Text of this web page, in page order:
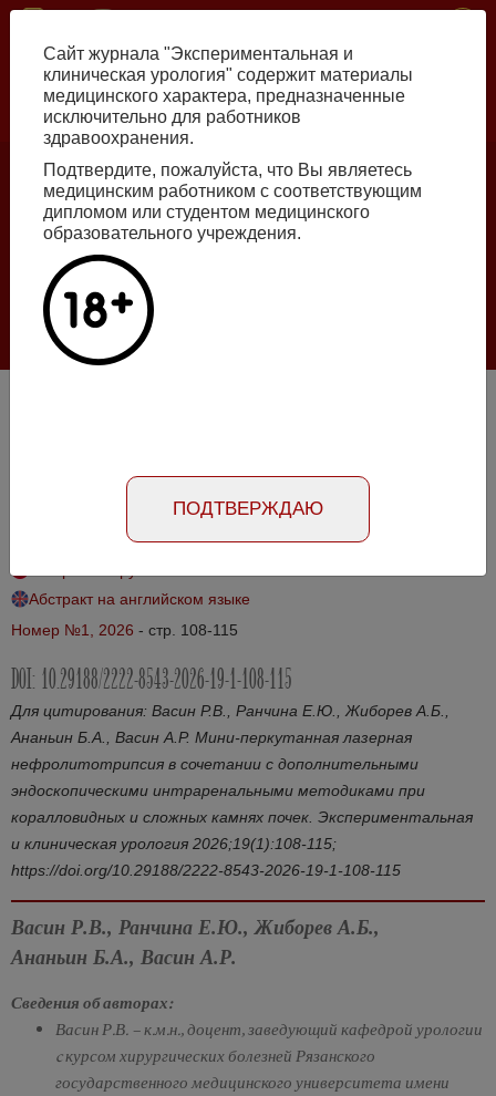
Перейти
основному
содержанию
Номер №2, 2026
Галлюцинации больших языковых моделей
в клинической урологии
интраренальными методиками при коралловидных и
сложных камнях почек
Номер №1, 2026 - стр. 108-115
Абстракт на английском языке
DOI: 10.29188/2222-8543-2026-19-1-108-115
Для цитирования: Васин Р.В., Ранчина Е.Ю., Жиборев А.Б.,
Ананьин Б.А., Васин А.Р. Мини-перкутанная лазерная
нефролитотрипсия в сочетании с дополнительными
эндоскопическими интраренальными методиками при
коралловидных и сложных камнях почек. Экспериментальная
и клиническая урология 2026;19(1):108-115;
https://doi.org/10.29188/2222-8543-2026-19-1-108-115
Васин Р.В., Ранчина Е.Ю., Жиборев А.Б.,
Ананьин Б.А., Васин А.Р.
Сведения об авторах:
Васин Р.В. – к.м.н., доцент, заведующий кафедрой урологии
c курсом хирургических болезней Рязанского
государственного медицинского университета имени
Сайт журнала "Экспериментальная и
клиническая урология" содержит материалы
медицинского характера, предназначенные
исключительно для работников
здравоохранения.
Подтвердите, пожалуйста, что Вы являетесь
медицинским работником с соответствующим
дипломом или студентом медицинского
образовательного учреждения.
ПОДТВЕРЖДАЮ